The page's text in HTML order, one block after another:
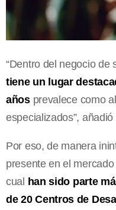
“Dentro del negocio de
tiene un lugar
añosprevalece como
especializados”,
Por eso, de manera
presente en el
cual han sido parte
de 20 Centros de